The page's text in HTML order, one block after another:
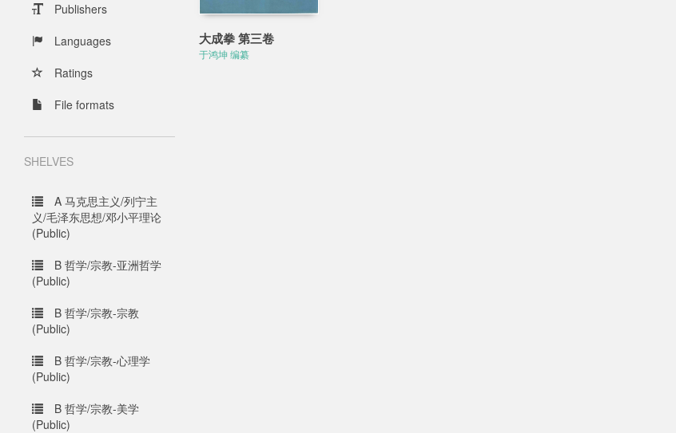
Publishers
Languages
Ratings
File formats
SHELVES
A 马克思主义/列宁主
义/毛泽东思想/邓小平理论
(Public)
B 哲学/宗教-亚洲哲学
(Public)
B 哲学/宗教-宗教
(Public)
B 哲学/宗教-心理学
(Public)
B 哲学/宗教-美学
(Public)
大成拳 第三卷
于鸿坤 编纂